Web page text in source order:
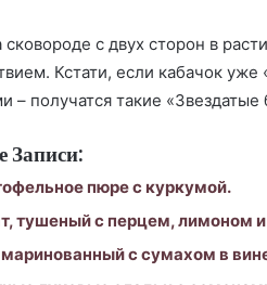
с двух сторон в
Кстати, если кабачок
– получатся такие «Звездатые
Записи:
пюре с куркумой.
тушеный с перцем, лимоном
с сумахом в